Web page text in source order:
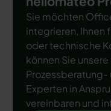
Sie möchten
integrieren, Ihnen
oder technische
können Sie
Prozessberatung-
Experten in
vereinbaren und